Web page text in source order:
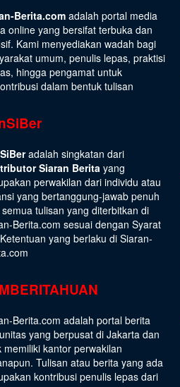
Berita.com adalah portal media
online yang bersifat terbuka dan
Kami menyediakan wadah bagi
umum, penulis lepas, praktisi
hingga pengamat untuk
dalam bentuk tulisan
adalah singkatan dari
Siaran Berita yang
perwakilan dari individu atau
yang bertanggung-jawab penuh
tulisan yang diterbitkan di
Berita.com sesuai dengan Syarat
yang berlaku di Siaran-
Berita.com adalah portal berita
yang berpusat di Jakarta dan
memiliki kantor perwakilan
Tulisan atau berita yang ada
kontribusi penulis lepas dari